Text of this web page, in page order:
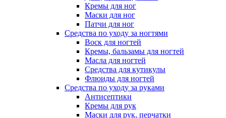
Кремы для ног
Маски для ног
Патчи для ног
Средства по уходу за ногтями
Воск для ногтей
Кремы, бальзамы для ногтей
Масла для ногтей
Средства для кутикулы
Флюиды для ногтей
Средства по уходу за руками
Антисептики
Кремы для рук
Маски для рук, перчатки